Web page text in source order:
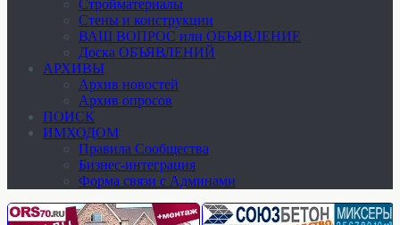
Стройматериалы
Стены и конструкции
ВАШ ВОПРОС или ОБЪЯВЛЕНИЕ
Доска ОБЪЯВЛЕНИЙ
АРХИВЫ
Архив новостей
Архив опросов
ПОИСК
ИМХОДОМ
Правила Сообщества
Бизнес-интеграция
Форма связи с Админами